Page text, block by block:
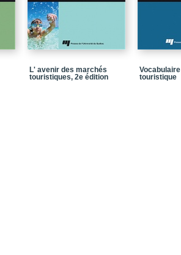
Chapitre 5 - Le
Chapitre 6 - Le
L' avenir des marchés
touristiques, 2e édition
touristique